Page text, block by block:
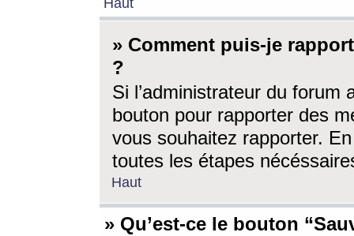
Haut
» Comment puis-je
?
Si l’administrateur du forum
bouton pour rapporter des
vous souhaitez rapporter.
toutes les étapes
Haut
» Qu’est-ce le bouton